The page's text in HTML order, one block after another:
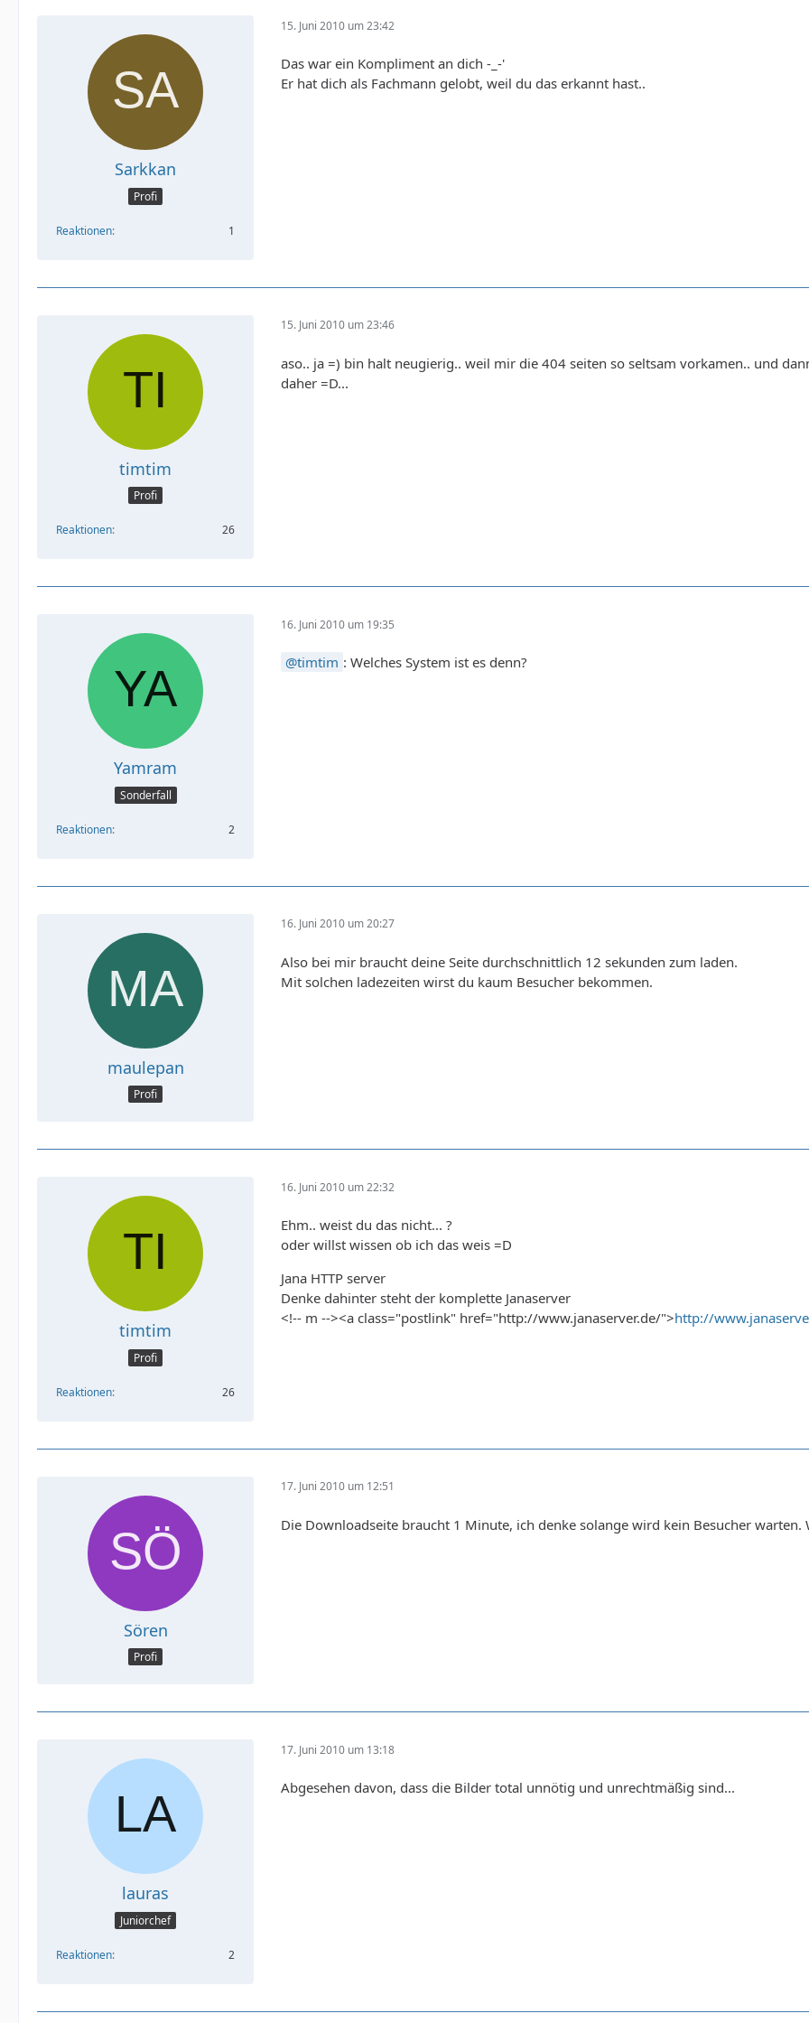
Sarkkan
Profi
Reaktionen 1
15. Juni 2010 um 23:42
Das war ein Kompliment an dich -_-'
Er hat dich als Fachmann gelobt, weil du das erkannt hast..
timtim
Profi
Reaktionen 26
15. Juni 2010 um 23:46
aso.. ja =) bin halt neugierig.. weil mir die 404 seiten so seltsam vorkamen.. und
daher =D...
Yamram
Sonderfall
Reaktionen 2
16. Juni 2010 um 19:35
timtim : Welches System ist es denn?
maulepan
Profi
16. Juni 2010 um 20:27
Also bei mir braucht deine Seite durchschnittlich 12 sekunden zum laden.
Mit solchen ladezeiten wirst du kaum Besucher bekommen.
timtim
Profi
Reaktionen 26
16. Juni 2010 um 22:32
Ehm.. weist du das nicht... ?
oder willst wissen ob ich das weis =D
Jana HTTP server
Denke dahinter steht der komplette Janaserver
<!-- m --><a class="postlink" href="http://www.janaserver.de/">http://
Sören
Profi
17. Juni 2010 um 12:51
Die Downloadseite braucht 1 Minute, ich denke solange wird kein Besucher
lauras
Juniorchef
Reaktionen 2
17. Juni 2010 um 13:18
Abgesehen davon, dass die Bilder total unnötig und unrechtmäßig sind...